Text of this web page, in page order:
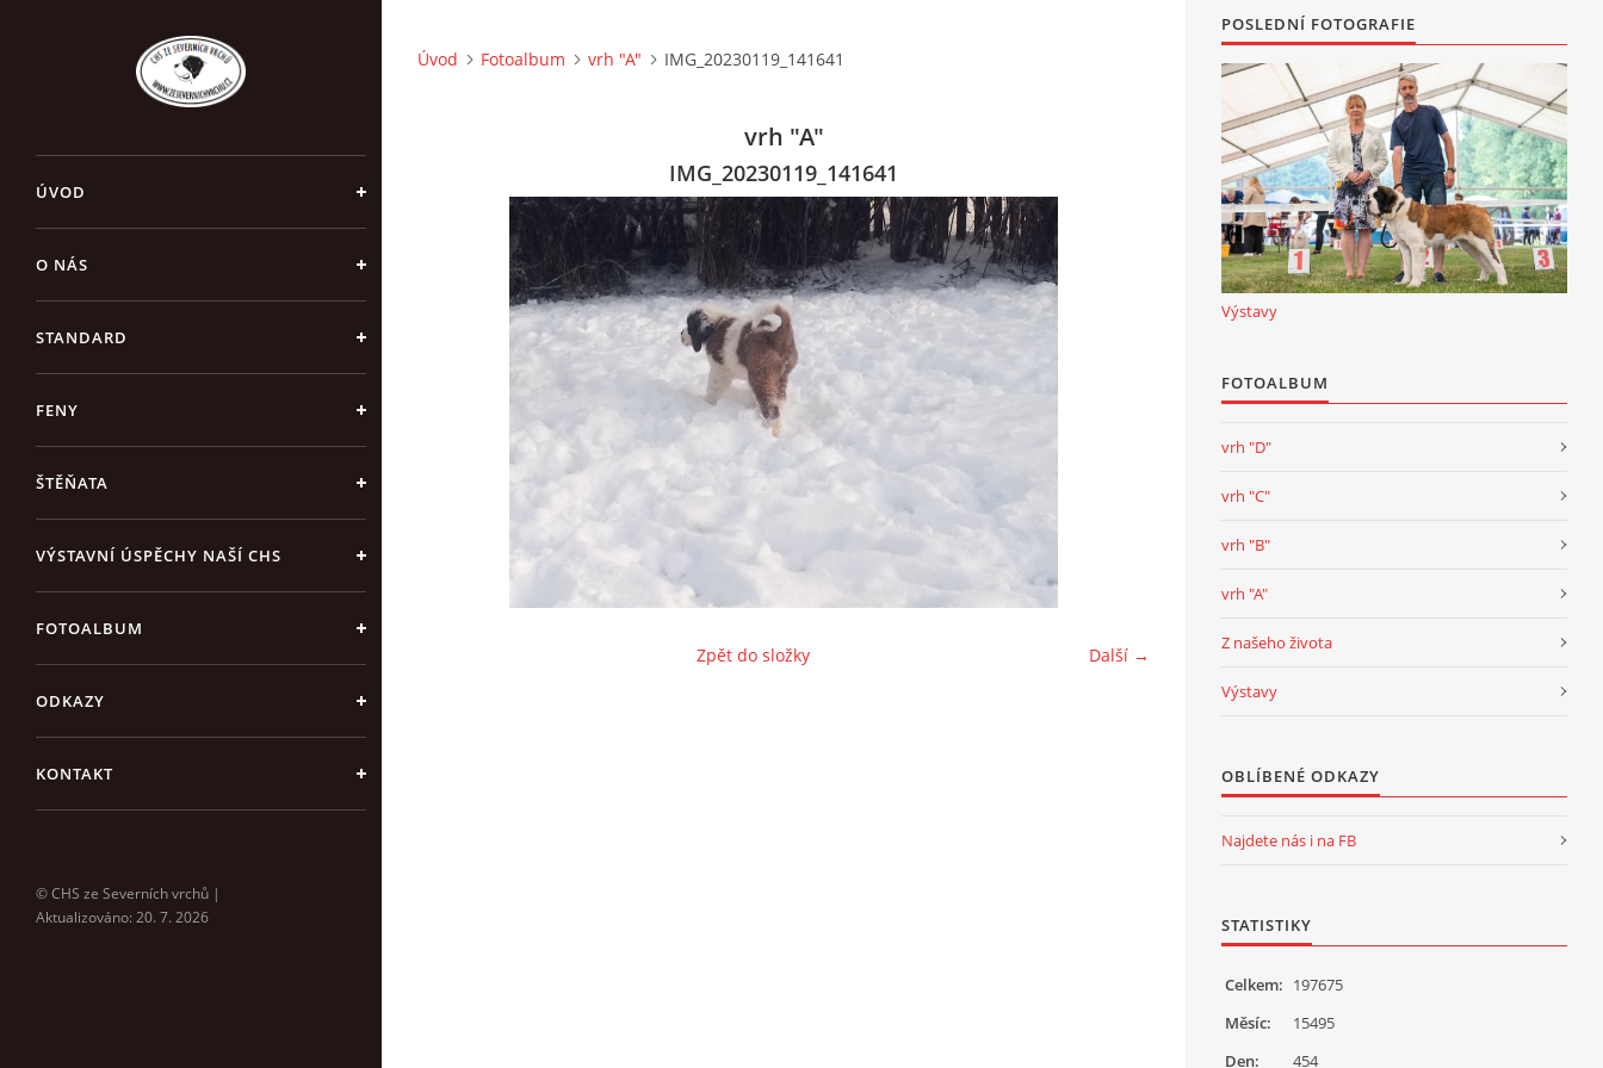
ÚVOD
O NÁS
STANDARD
FENY
ŠTĚŇATA
VÝSTAVNÍ ÚSPĚCHY NAŠÍ CHS
FOTOALBUM
ODKAZY
KONTAKT
© CHS ze Severních vrchů |
Aktualizováno: 20. 7. 2026
Úvod Fotoalbum vrh "A" IMG_20230119_141641
vrh "A"
IMG_20230119_141641
Další →
Zpět do složky
POSLEDNÍ FOTOGRAFIE
Výstavy
FOTOALBUM
vrh "D"
vrh "C"
vrh "B"
vrh "A"
Z našeho života
Výstavy
OBLÍBENÉ ODKAZY
Najdete nás i na FB
STATISTIKY
Celkem: 197675
Měsíc:
15495
Den:
454